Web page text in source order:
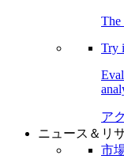
The
Try
ア
ニュース＆リ
市